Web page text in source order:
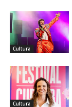
Cultura
Cultura